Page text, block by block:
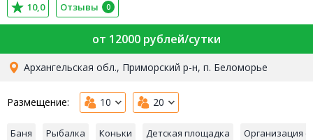
10,0 Отзывы 0
от 12000 рублей/сутки
Архангельская обл., Приморский р-н, п. Беломорье
Размещение: 10 20
Баня Рыбалка Коньки Детская площадка Организация